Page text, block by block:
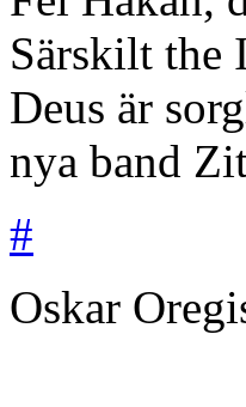
Särskilt the
Deus är
nya band
#
Oskar